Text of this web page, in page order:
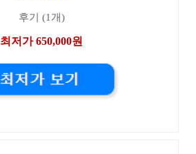
후기 (1개)
최저가 650,000원